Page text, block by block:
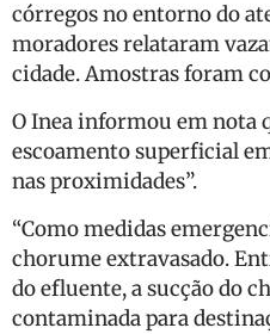
córregos no entorno do
moradores relataram
cidade. Amostras foram
O Inea informou em nota
escoamento superficial
nas proximidades”.
“Como medidas
chorume extravasado.
do efluente, a sucção do
contaminada para